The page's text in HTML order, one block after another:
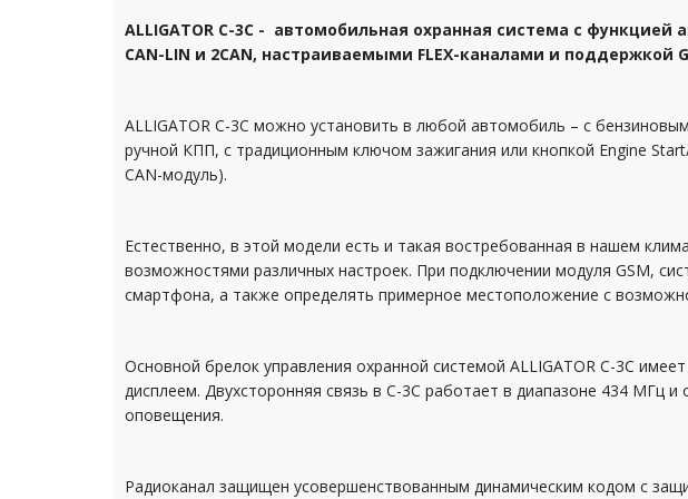
ALLIGATOR C-3С - автомобильная охранная система с
CAN-LIN и 2CAN, настраиваемыми FLEX-каналами и поддержкой
ALLIGATOR C-3С можно установить в любой автомобиль – с
ручной КПП, с традиционным ключом зажигания или кнопкой Engine
CAN-модуль).
Естественно, в этой модели есть и такая востребованная в нашем
возможностями различных настроек. При подключении модуля GSM,
смартфона, а также определять примерное местоположение с
Основной брелок управления охранной системой ALLIGATOR C-3С
дисплеем. Двухсторонняя связь в С-3С работает в диапазоне 434 МГц
оповещения.
Радиоканал защищен усовершенствованным динамическим кодом с